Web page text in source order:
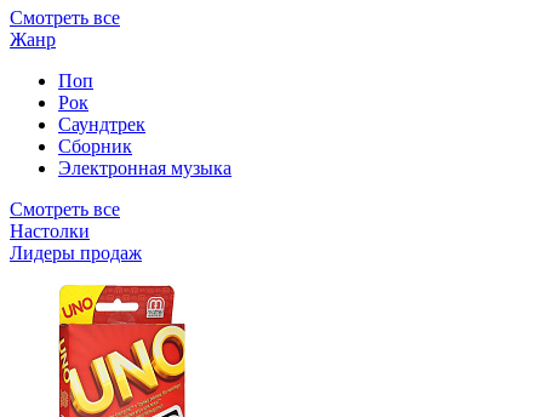
Смотреть все
Жанр
Поп
Рок
Саундтрек
Сборник
Электронная музыка
Смотреть все
Настолки
Лидеры продаж